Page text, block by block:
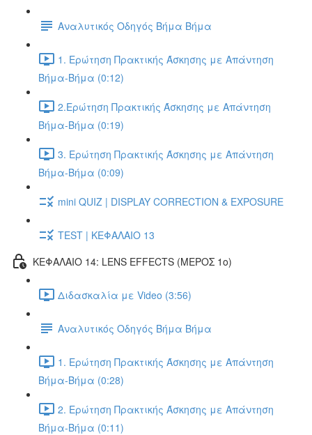
Αναλυτικός Οδηγός Βήμα Βήμα
1. Ερώτηση Πρακτικής Άσκησης με Απάντηση
Βήμα-Βήμα (0:12)
2.Ερώτηση Πρακτικής Άσκησης με Απάντηση
Βήμα-Βήμα (0:19)
3. Ερώτηση Πρακτικής Άσκησης με Απάντηση
Βήμα-Βήμα (0:09)
mini QUIZ | DISPLAY CORRECTION & EXPOSURE
TEST | ΚΕΦΑΛΑΙΟ 13
ΚΕΦΑΛΑΙΟ 14: LENS EFFECTS (ΜΕΡΟΣ 1ο)
Διδασκαλία με Video (3:56)
Αναλυτικός Οδηγός Βήμα Βήμα
1. Ερώτηση Πρακτικής Άσκησης με Απάντηση
Βήμα-Βήμα (0:28)
2. Ερώτηση Πρακτικής Άσκησης με Απάντηση
Βήμα-Βήμα (0:11)